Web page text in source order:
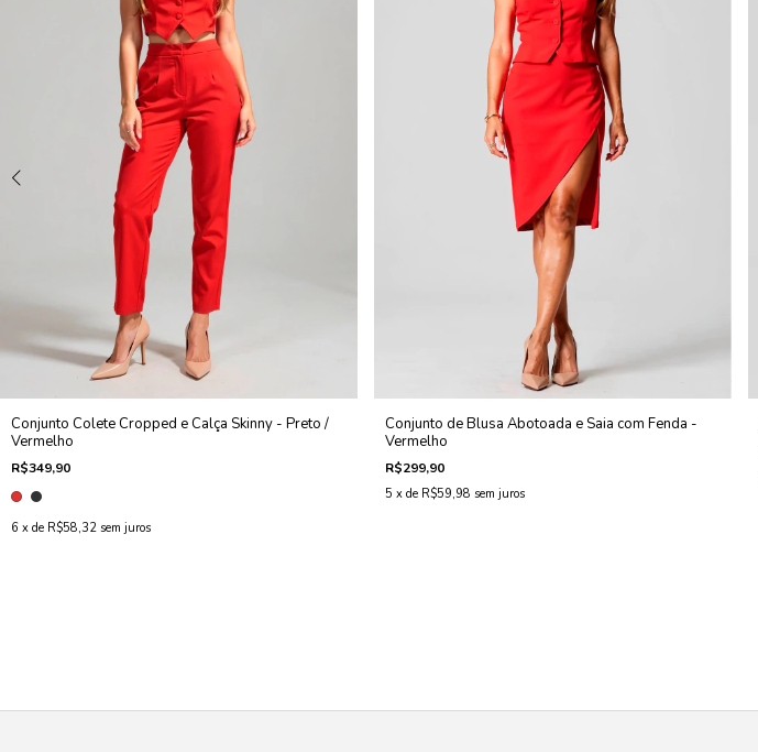
Conjunto Colete Cropped e Calça Skinny - Preto /
Vermelho
R$349,90
6 x de R$58,32 sem juros
Conjunto de Blusa Abotoada e Saia com Fenda -
Vermelho
R$299,90
5 x de R$59,98 sem juros